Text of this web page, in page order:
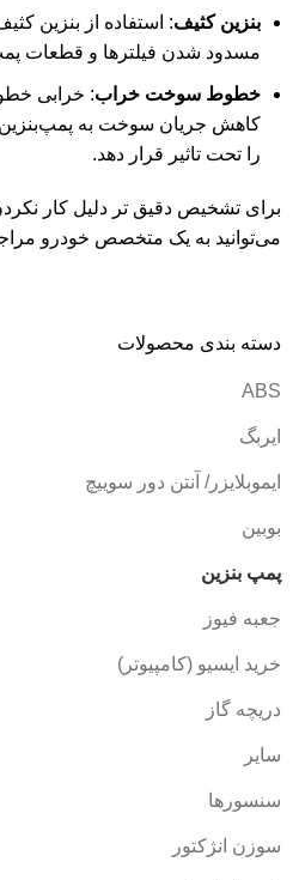
دسته بندی محصولات
ABS
ایربگ
ایموبلایزر/ آنتن دور سوییچ
بوبین
پمپ بنزین
جعبه فیوز
خرید ایسیو (کامپیوتر)
دریچه گاز
سایر
سنسورها
سوزن انژکتور
بنزین کثیف: استفاده از بنزین
مسدود شدن فیلترها و قطعات
خطوط سوخت خراب: خرابی
کاهش جریان سوخت به پمپ‌بنزین
را تحت تاثیر قرار دهد.
برای تشخیص دقیق تر دلیل کار
می‌توانید به یک متخصص خودرو